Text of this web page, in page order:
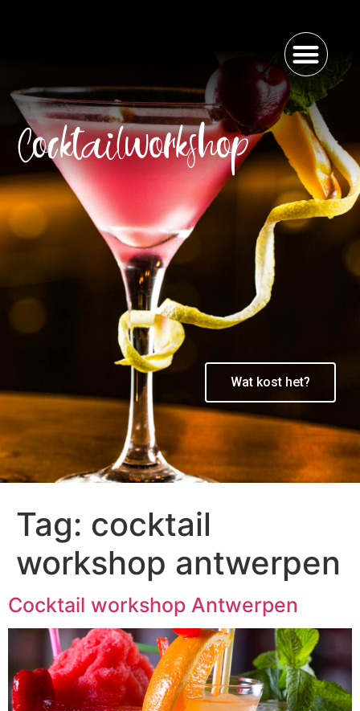
Cocktailworkshop
Wat kost het?
Tag: cocktail
workshop antwerpen
Cocktail workshop Antwerpen